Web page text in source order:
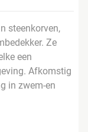
steenkorven,
Ze
een
Afkomstig
in zwem-en